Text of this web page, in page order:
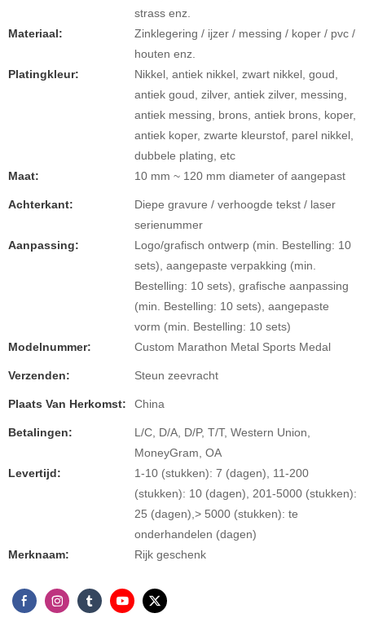
strass enz.
Materiaal:
Zinklegering / ijzer / messing / koper / pvc /
houten enz.
Platingkleur:
Nikkel, antiek nikkel, zwart nikkel, goud,
antiek goud, zilver, antiek zilver, messing,
antiek messing, brons, antiek brons, koper,
antiek koper, zwarte kleurstof, parel nikkel,
dubbele plating, etc
Maat:
10 mm ~ 120 mm diameter of aangepast
Achterkant:
Diepe gravure / verhoogde tekst / laser
serienummer
Aanpassing:
Logo/grafisch ontwerp (min. Bestelling: 10
sets), aangepaste verpakking (min.
Bestelling: 10 sets), grafische aanpassing
(min. Bestelling: 10 sets), aangepaste
vorm (min. Bestelling: 10 sets)
Modelnummer:
Custom Marathon Metal Sports Medal
Verzenden: Steun zeevracht
Plaats Van Herkomst: China
Betalingen:
L/C, D/A, D/P, T/T, Western Union,
MoneyGram, OA
Levertijd:
1-10 (stukken): 7 (dagen), 11-200
(stukken): 10 (dagen), 201-5000 (stukken):
25 (dagen),> 5000 (stukken): te
onderhandelen (dagen)
Merknaam:
Rijk geschenk